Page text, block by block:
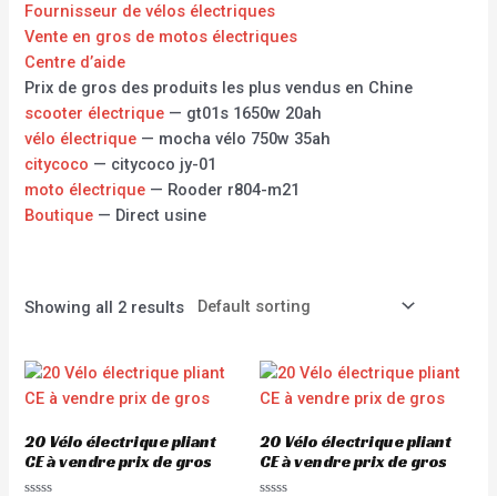
Fournisseur de vélos électriques
Vente en gros de motos électriques
Centre d’aide
Prix de gros des produits les plus vendus en Chine
scooter électrique — gt01s 1650w 20ah
vélo électrique — mocha vélo 750w 35ah
citycoco — citycoco jy-01
moto électrique — Rooder r804-m21
Boutique — Direct usine
Showing all 2 results
20 Vélo électrique pliant
CE à vendre prix de gros
20 Vélo électrique pliant
CE à vendre prix de gros